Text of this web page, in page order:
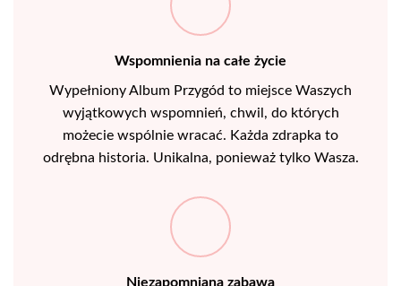
Wspomnienia na całe życie
Wypełniony Album Przygód to miejsce Waszych
wyjątkowych wspomnień, chwil, do których
możecie wspólnie wracać. Każda zdrapka to
odrębna historia. Unikalna, ponieważ tylko Wasza.
Niezapomniana zabawa